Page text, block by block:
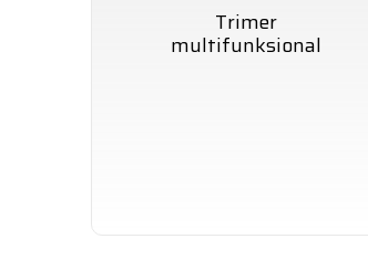
Trimer
multifunksional